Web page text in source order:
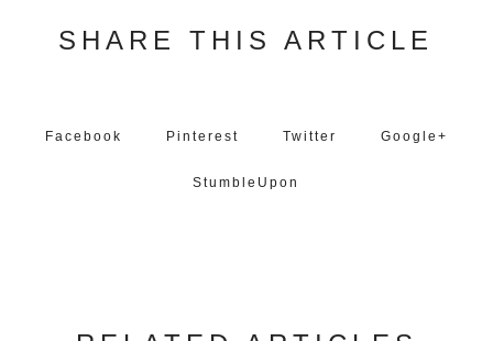
SHARE THIS ARTICLE
Facebook Pinterest Twitter Google+
StumbleUpon